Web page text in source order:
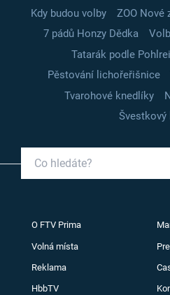
Kdy budou volby
ZOO Nové
7 pádů Honzy Dědka
Tatarák podle
Pěstování lichořeřišnice
Tvarohové knedlíky
Švestkový
O FTV Prima
Volná místa
Reklama
HbbTV